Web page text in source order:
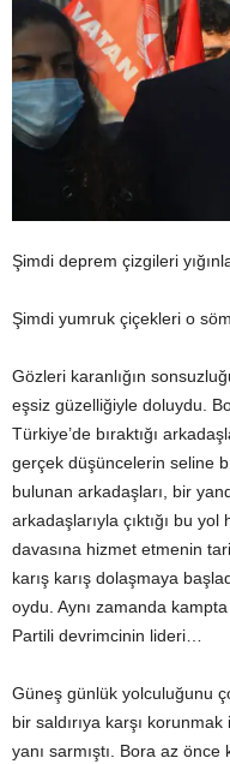
Şimdi deprem çizgileri
Şimdi yumruk çiçekleri o
Gözleri karanlığın
eşsiz güzelliğiyle doluydu.
Türkiye’de bıraktığı
gerçek düşüncelerin seline
bulunan arkadaşları, bir
arkadaşlarıyla çıktığı bu yol
davasına hizmet etmenin
karış karış dolaşmaya
oydu. Aynı zamanda
Partili devrimcinin lideri…
Güneş günlük yolculuğunu
bir saldırıya karşı
yanı sarmıştı. Bora az